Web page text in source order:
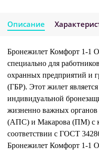
Описание
Бронежилет Комфорт 1-1
специально для
охранных предприятий и
(ГБР). Этот жилет
индивидуальной
жизненно важных органов
(АПС) и Макарова (ПМ) с
соответствии с ГОСТ
Бронежилет Комфорт 1-1